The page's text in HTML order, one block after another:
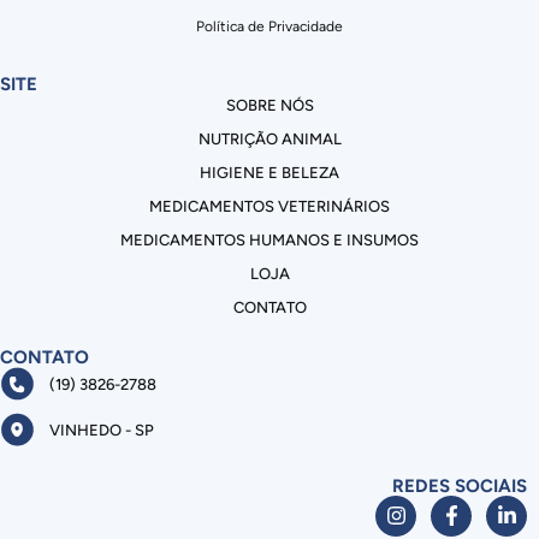
Política de Privacidade
SITE
SOBRE NÓS
NUTRIÇÃO ANIMAL
HIGIENE E BELEZA
MEDICAMENTOS VETERINÁRIOS
MEDICAMENTOS HUMANOS E INSUMOS
LOJA
CONTATO
CONTATO
(19) 3826-2788
VINHEDO - SP
REDES SOCIAIS